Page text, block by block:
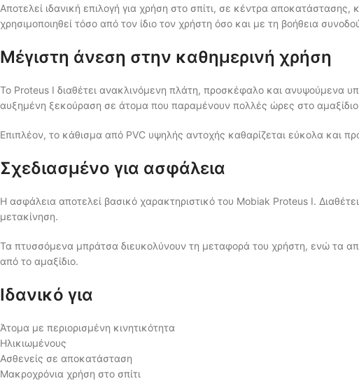
Αποτελεί ιδανική επιλογή για χρήση στο σπίτι, σε κέντρα
χρησιμοποιηθεί τόσο από τον ίδιο τον χρήστη όσο και με τη βοήθεια
Μέγιστη άνεση στην καθημερινή χρήση
Το Proteus I διαθέτει ανακλινόμενη πλάτη, προσκέφαλο και ανυψούμενα
αυξημένη ξεκούραση σε άτομα που παραμένουν πολλές ώρες στο
Επιπλέον, το κάθισμα από PVC υψηλής αντοχής καθαρίζεται εύκολα και
Σχεδιασμένο για ασφάλεια
Η ασφάλεια αποτελεί βασικό χαρακτηριστικό του Mobiak Proteus I.
μετακίνηση.
Τα πτυσσόμενα μπράτσα διευκολύνουν τη μεταφορά του χρήστη, ενώ τα
από το αμαξίδιο.
Ιδανικό για
Άτομα με περιορισμένη κινητικότητα
Ηλικιωμένους
Ασθενείς σε αποκατάσταση
Μακροχρόνια χρήση στο σπίτι